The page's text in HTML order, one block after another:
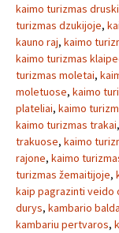
kaimo turizmas
turizmas dzukijoje,
kauno raj, kaimo
kaimo turizmas
turizmas moletai,
moletuose, kaimo
plateliai, kaimo
kaimo turizmas trakai,
trakuose, kaimo
rajone, kaimo
turizmas žemaitijoje,
kaip pagrazinti veido
durys, kambario
kambariu pertvaros,